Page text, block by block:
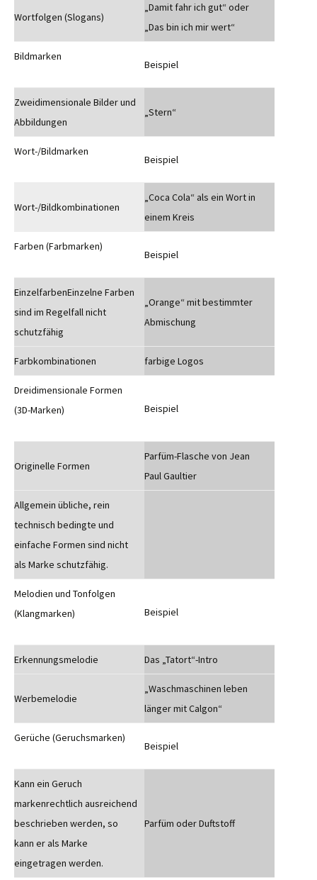
Wortfolgen (Slogans)
„Damit fahr ich gut“ oder
„Das bin ich mir wert“
Bildmarken
Beispiel
Zweidimensionale Bilder und
Abbildungen
„Stern“
Wort-/Bildmarken
Beispiel
Wort-/Bildkombinationen
„Coca Cola“ als ein Wort in
einem Kreis
Farben (Farbmarken)
Beispiel
EinzelfarbenEinzelne Farben
sind im Regelfall nicht
schutzfähig
„Orange“ mit bestimmter
Abmischung
Farbkombinationen farbige Logos
Dreidimensionale Formen
(3D-Marken)
Beispiel
Originelle Formen
Parfüm-Flasche von Jean
Paul Gaultier
Allgemein übliche, rein
technisch bedingte und
einfache Formen sind nicht
als Marke schutzfähig.
Melodien und Tonfolgen
(Klangmarken)
Beispiel
Erkennungsmelodie Das „Tatort“-Intro
Werbemelodie
„Waschmaschinen leben
länger mit Calgon“
Gerüche (Geruchsmarken)
Beispiel
Kann ein Geruch
markenrechtlich ausreichend
beschrieben werden, so
kann er als Marke
eingetragen werden.
Parfüm oder Duftstoff